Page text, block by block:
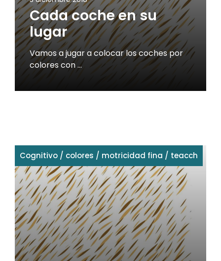
Cada coche en su
lugar
Vamos a jugar a colocar los coches por
colores con …
Cognitivo / colores / motricidad fina / teacch